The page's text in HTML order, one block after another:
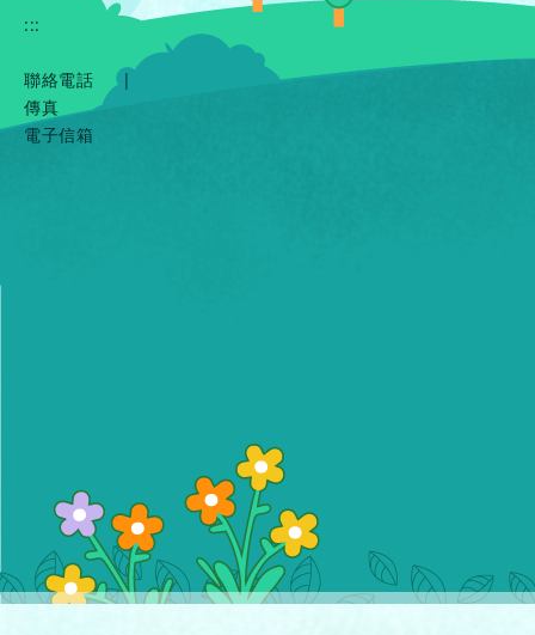
:::
聯絡電話
|
傳真
電子信箱